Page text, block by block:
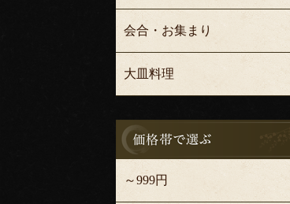
会合・お集まり
大皿料理
～999円